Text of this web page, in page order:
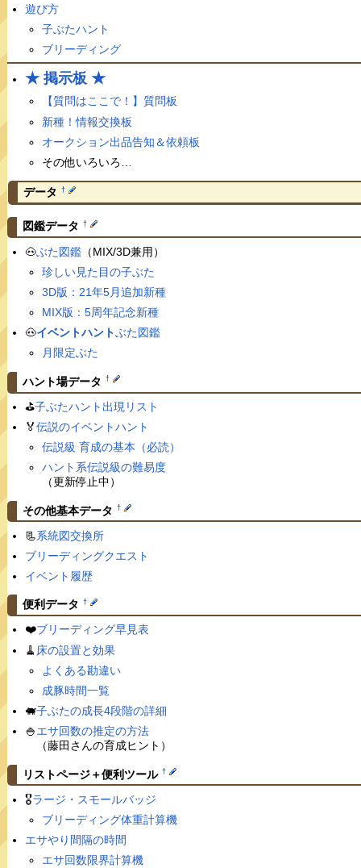
遊び方
子ぶたハント
ブリーディング
★ 掲示板 ★
【質問はここで！】質問板
新種！情報交換板
オークション出品告知＆依頼板
その他いろいろ…
データ †
図鑑データ †
🐽ぶた図鑑（MIX/3D兼用）
珍しい見た目の子ぶた
3D版：21年5月追加新種
MIX版：5周年記念新種
🐽イベントハントぶた図鑑
月限定ぶた
ハント場データ †
⛳️子ぶたハント出現リスト
🏅伝説のイベントハント
伝説級 育成の基本（必読）
ハント系伝説級の難易度
（更新停止中）
その他基本データ †
📃系統図交換所
ブリーディングクエスト
イベント履歴
便利データ †
❤️ブリーディング早見表
🧹 床の設置と効果
よくある勘違い
成豚時間一覧
🐖子ぶたの成長4段階の詳細
🍚エサ回数の推定の方法
（藤田さんの育成ヒント）
リストページ＋便利ツール †
🎖ラージ・スモールバッジ
ブリーディング体重計算機
エサやり間隔の時間
エサ回数限界計算機